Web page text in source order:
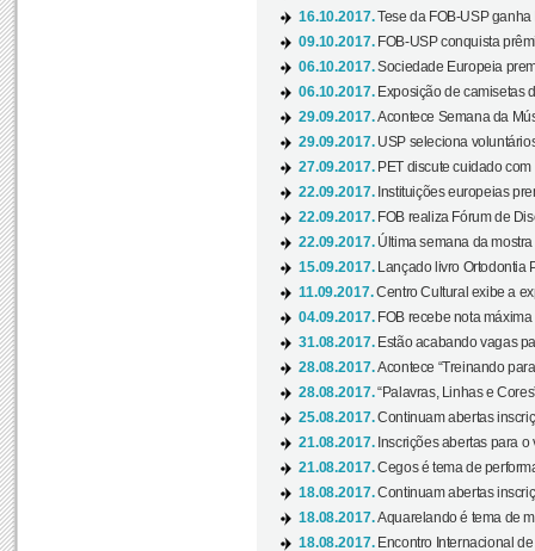
16.10.2017.Tese da FOB-USP
09.10.2017. FOB-USP conquista
06.10.2017.Sociedade Europeia
06.10.2017. Exposição de camisetas
29.09.2017.Acontece Semana da
29.09.2017. USP seleciona
27.09.2017. PET discute cuidado
22.09.2017. Instituições europeias
22.09.2017. FOB realiza Fórum de
22.09.2017. Última semana da mostra
15.09.2017.
Lançado livro Ortodontia
11.09.2017.Centro Cultural exibe a
04.09.2017. FOB recebe nota
31.08.2017. Estão acabando vagas
28.08.2017.Acontece “Treinando
28.08.2017.“Palavras, Linhas e
25.08.2017.Continuam abertas
21.08.2017. Inscrições abertas para
21.08.2017.Cegos é tema de
18.08.2017.Continuam abertas
18.08.2017.Aquarelando é tema de
18.08.2017. Encontro Internacional